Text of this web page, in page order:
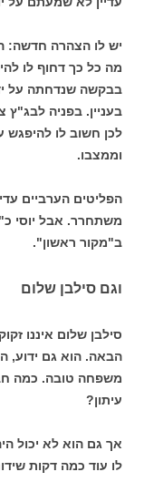
יש לו הצהרה חדשה:
מה כל כך דחוף לו
בבקשה שנדחתה על
בעניין. בפניה לבג"ץ
לכן חשוב לו להיפגש
וממצבו.
הפליטים הערביים
משתחרר. אבל יוסי כ"ץ
ב"מקור ראשון".
וגם סילבן שלום
סילבן שלום איננו
הבאה. הוא גם ידוע,
משפחה טובה. כמה
עיתון?
אך גם הוא לא יכול
לו עוד כמה דקות